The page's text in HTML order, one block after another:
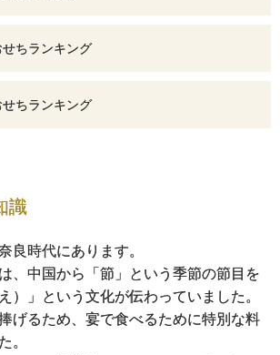
せちランキング
せちランキング
識
良時代にあります。
、中国から「節」という季節の節目を
）」という文化が伝わっていました。
げるため、宴で食べるために特別な料
。